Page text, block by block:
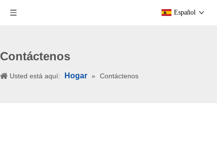
Español
Contáctenos
Usted está aquí: Hogar » Contáctenos